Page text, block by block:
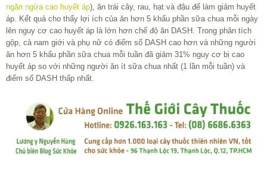
ngăn ngừa cao huyết áp), ăn trái cây, rau, hạt và đậu để làm giảm huyết
áp. Kết quả cho thấy lợi ích của ăn hơn 5 khẩu phần sữa chua mỗi ngày
lên nguy cơ cao huyết áp là lớn hơn chế độ ăn DASH. Trong phân tích
gộp, cả nam giới và phụ nữ có điểm số DASH cao hơn và những người
ăn hơn 5 khẩu phần sữa chua mỗi tuần đã giảm 31% nguy cơ bị cao
huyết áp so với những người ăn ít sữa chua nhất (1 lần mỗi tuần) và
điểm số DASH thấp nhất.